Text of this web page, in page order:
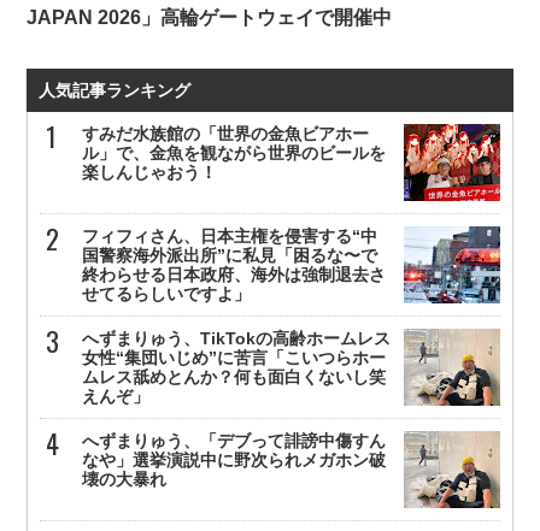
JAPAN 2026」高輪ゲートウェイで開催中
人気記事ランキング
すみだ水族館の「世界の金魚ビアホー
ル」で、金魚を観ながら世界のビールを
楽しんじゃおう！
フィフィさん、日本主権を侵害する“中
国警察海外派出所”に私見「困るな〜で
終わらせる日本政府、海外は強制退去さ
せてるらしいですよ」
へずまりゅう、TikTokの高齢ホームレス
女性“集団いじめ”に苦言「こいつらホー
ムレス舐めとんか？何も面白くないし笑
えんぞ」
へずまりゅう、「デブって誹謗中傷すん
なや」選挙演説中に野次られメガホン破
壊の大暴れ